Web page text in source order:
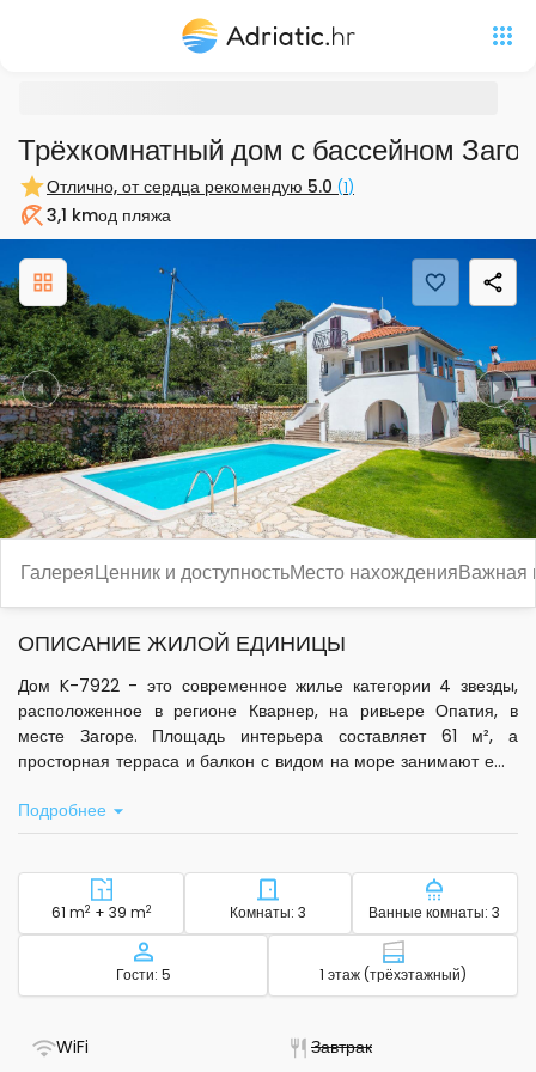
Трёхкомнатный дом с бассейном
Отлично, от сердца рекомендую 5.0 (1)
Пляж3,1 kmод пляжа
Previous Next
ГалереяЦенник и доступностьМесто нахожденияВажная
ОПИСАНИЕ ЖИЛОЙ ЕДИНИЦЫ
Дом K-7922 - это современное жилье категории 4 звезды,
расположенное в регионе Кварнер, на ривьере Опатия, в
месте Загоре. Площадь интерьера составляет 61 м², а
просторная терраса и балкон с видом на море занимают еще
отдельные спальни обеспечивают комфорт для каждого.
телевидение, полностью оборудованная кухня с базовой
посудой, микроволновой печью, электрическим чайником и
кофемашиной. В доме установлены кондиционеры в спальне
и двух гостиных, что входит в стоимость проживания. Для
удобства предоставляются постельное белье, туалетные
гладильная доска, а также есть прачечная.
Подробнее
Район - размещение
61 m2 + 39 m2 Количество спален -
Комнаты: 3 Ванные комнаты: 3
Вместимость
Гости: 5 Этаж -
1 этаж (трёхэтажный)
WiFi Завтрак- Не доступно